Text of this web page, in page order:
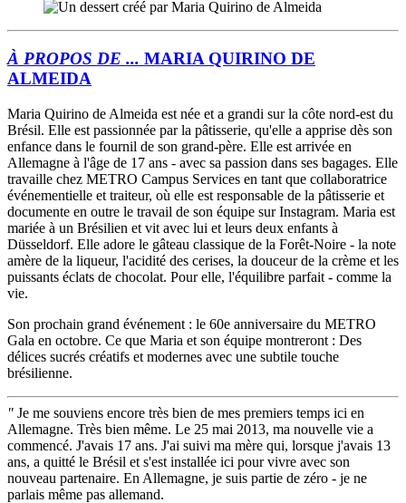
À PROPOS DE ... MARIA QUIRINO DE
ALMEIDA
Maria Quirino de Almeida est née et a grandi sur la côte nord-est du
Brésil. Elle est passionnée par la pâtisserie, qu'elle a apprise dès son
enfance dans le fournil de son grand-père. Elle est arrivée en
Allemagne à l'âge de 17 ans - avec sa passion dans ses bagages. Elle
travaille chez METRO Campus Services en tant que collaboratrice
événementielle et traiteur, où elle est responsable de la pâtisserie et
documente en outre le travail de son équipe sur Instagram. Maria est
mariée à un Brésilien et vit avec lui et leurs deux enfants à
Düsseldorf. Elle adore le gâteau classique de la Forêt-Noire - la note
amère de la liqueur, l'acidité des cerises, la douceur de la crème et les
puissants éclats de chocolat. Pour elle, l'équilibre parfait - comme la
vie.
Son prochain grand événement : le 60e anniversaire du METRO
Gala en octobre. Ce que Maria et son équipe montreront : Des
délices sucrés créatifs et modernes avec une subtile touche
brésilienne.
" Je me souviens encore très bien de mes premiers temps ici en
Allemagne. Très bien même. Le 25 mai 2013, ma nouvelle vie a
commencé. J'avais 17 ans. J'ai suivi ma mère qui, lorsque j'avais 13
ans, a quitté le Brésil et s'est installée ici pour vivre avec son
nouveau partenaire. En Allemagne, je suis partie de zéro - je ne
parlais même pas allemand.